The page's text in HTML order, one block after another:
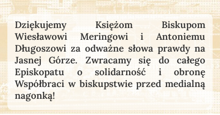
Dziękujemy Księżom Biskupom
Wiesławowi Meringowi i Antoniemu
Długoszowi za odważne słowa prawdy na
Jasnej Górze. Zwracamy się do całego
Episkopatu o solidarność i obronę
Współbraci w biskupstwie przed medialną
nagonką!